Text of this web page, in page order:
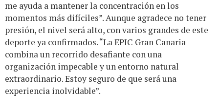
me ayuda a mantener la concentración en los
momentos más difíciles”. Aunque agradece no tener
presión, el nivel será alto, con varios grandes de este
deporte ya confirmados. “La EPIC Gran Canaria
combina un recorrido desafiante con una
organización impecable y un entorno natural
extraordinario. Estoy seguro de que será una
experiencia inolvidable”.